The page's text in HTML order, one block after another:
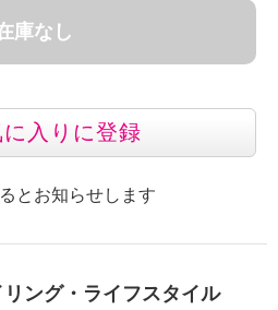
庫なし
に入りに登録
とお知らせします
ング・ライフスタイル